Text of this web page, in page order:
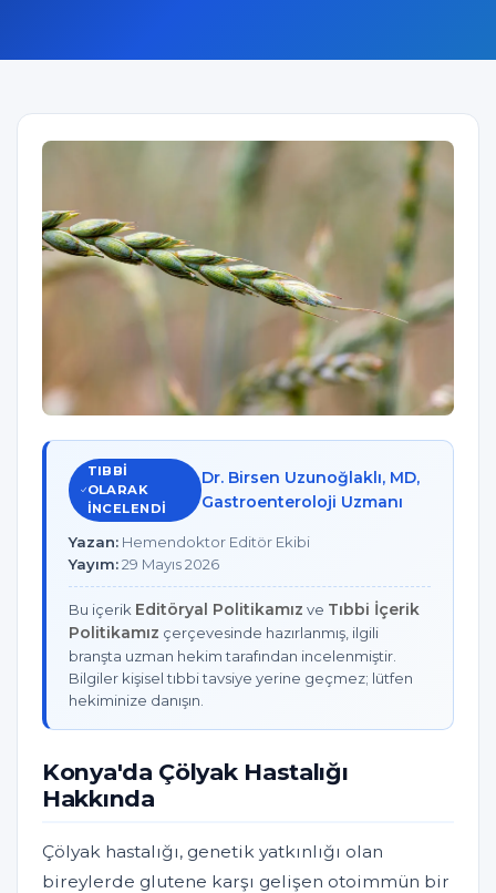
TIBBI
OLARAK
INCELENDI
Dr. Birsen Uzunoğlaklı, MD,
Gastroenteroloji Uzmanı
Yazan: Hemendoktor Editör Ekibi
Yayım:29 Mayıs 2026
Bu içerik Editöryal Politikamız ve Tıbbi İçerik
Politikamız çerçevesinde hazırlanmış, ilgili
branşta uzman hekim tarafından incelenmiştir.
Bilgiler kişisel tıbbi tavsiye yerine geçmez; lütfen
hekiminize danışın.
Konya'da Çölyak Hastalığı
Hakkında
Çölyak hastalığı, genetik yatkınlığı olan
bireylerde glutene karşı gelişen otoimmün bir